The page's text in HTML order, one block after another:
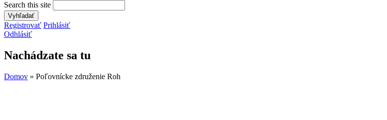
Search this site
Registrovať Prihlásiť
Odhlásiť
Nachádzate sa tu
Domov » Poľovnícke združenie Roh